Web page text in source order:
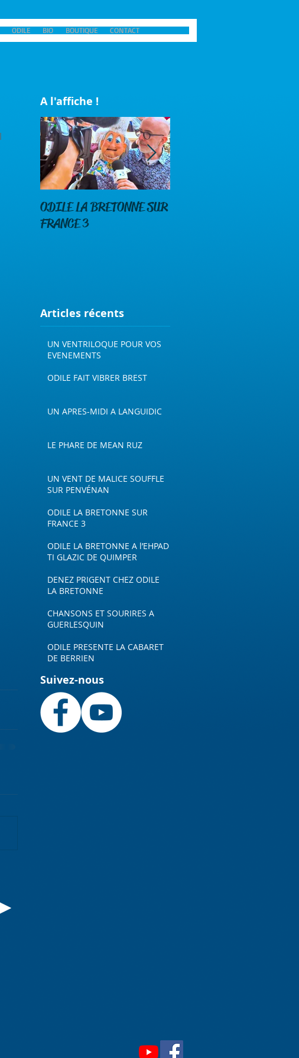
ODILE BIO BOUTIQUE CONTACT
A l'affiche !
ODILE LA BRETONNE SUR
FRANCE 3
Articles récents
UN VENTRILOQUE POUR VOS
EVENEMENTS
ODILE FAIT VIBRER BREST
UN APRES-MIDI A LANGUIDIC
LE PHARE DE MEAN RUZ
UN VENT DE MALICE SOUFFLE
SUR PENVÉNAN
ODILE LA BRETONNE SUR
FRANCE 3
ODILE LA BRETONNE A l’EHPAD
TI GLAZIC DE QUIMPER
DENEZ PRIGENT CHEZ ODILE
LA BRETONNE
CHANSONS ET SOURIRES A
GUERLESQUIN
ODILE PRESENTE LA CABARET
DE BERRIEN
Suivez-nous